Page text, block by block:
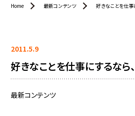
Home 最新コンテンツ 好きなことを仕事
2011.5.9
好きなことを仕事にするなら、
最新コンテンツ